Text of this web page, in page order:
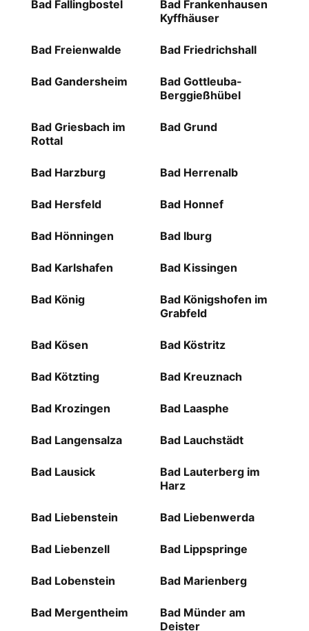
Bad Fallingbostel
Bad Frankenhausen
Kyffhäuser
Bad Freienwalde Bad Friedrichshall
Bad Gandersheim
Bad Gottleuba-
Berggießhübel
Bad Griesbach im
Rottal
Bad Grund
Bad Harzburg Bad Herrenalb
Bad Hersfeld Bad Honnef
Bad Hönningen Bad Iburg
Bad Karlshafen Bad Kissingen
Bad König
Bad Königshofen im
Grabfeld
Bad Kösen Bad Köstritz
Bad Kötzting Bad Kreuznach
Bad Krozingen Bad Laasphe
Bad Langensalza Bad Lauchstädt
Bad Lausick
Bad Lauterberg im
Harz
Bad Liebenstein Bad Liebenwerda
Bad Liebenzell Bad Lippspringe
Bad Lobenstein Bad Marienberg
Bad Mergentheim
Bad Münder am
Deister